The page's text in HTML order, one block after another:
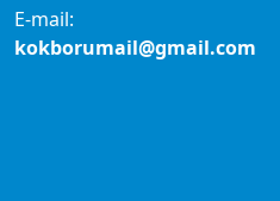
E-mail:
kokborumail@gmail.com